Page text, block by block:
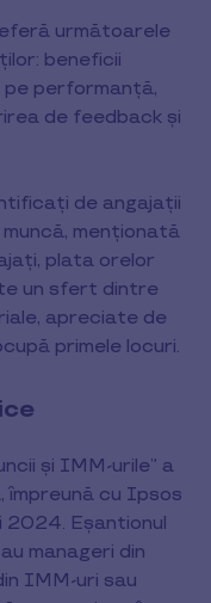
următoarele
beneficii
pe performanță,
de feedback și
de angajații
menționată
plata orelor
un sfert dintre
apreciate de
primele locuri.
și IMM-urile” a
împreună cu Ipsos
2024. Eșantionul
manageri din
IMM-uri sau